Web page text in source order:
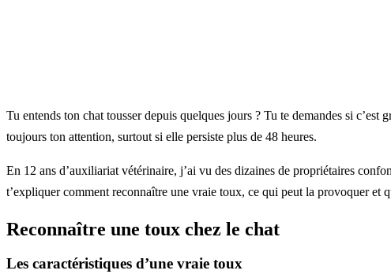
Tu entends ton chat tousser depuis quelques jours ? Tu te demandes si
toujours ton attention, surtout si elle persiste plus de 48 heures.
En 12 ans d’auxiliariat vétérinaire, j’ai vu des dizaines de propriétaires
t’expliquer comment reconnaître une vraie toux, ce qui peut la provoquer et
Reconnaître une toux chez le chat
Les caractéristiques d’une vraie toux